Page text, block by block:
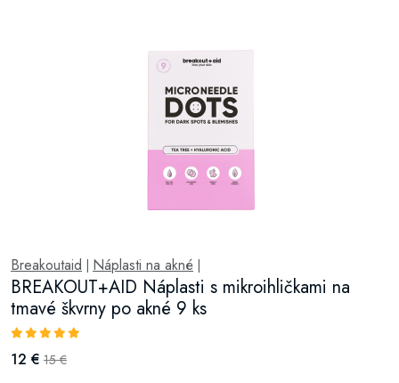
Breakoutaid Náplasti na akné
BREAKOUT+AID Náplasti s mikroihličkami na
tmavé škvrny po akné 9 ks
12 € 15 €